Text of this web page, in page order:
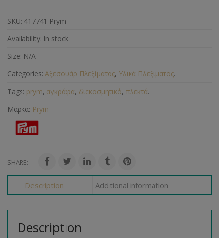
SKU: 417741 Prym
Availability: In stock
Size: N/A
Categories: Αξεσουάρ Πλεξίματος, Υλικά Πλεξίματος.
Tags: prym, αγκράφα, διακοσμητικό, πλεκτά.
Μάρκα: Prym
SHARE:
Description Additional information
Description